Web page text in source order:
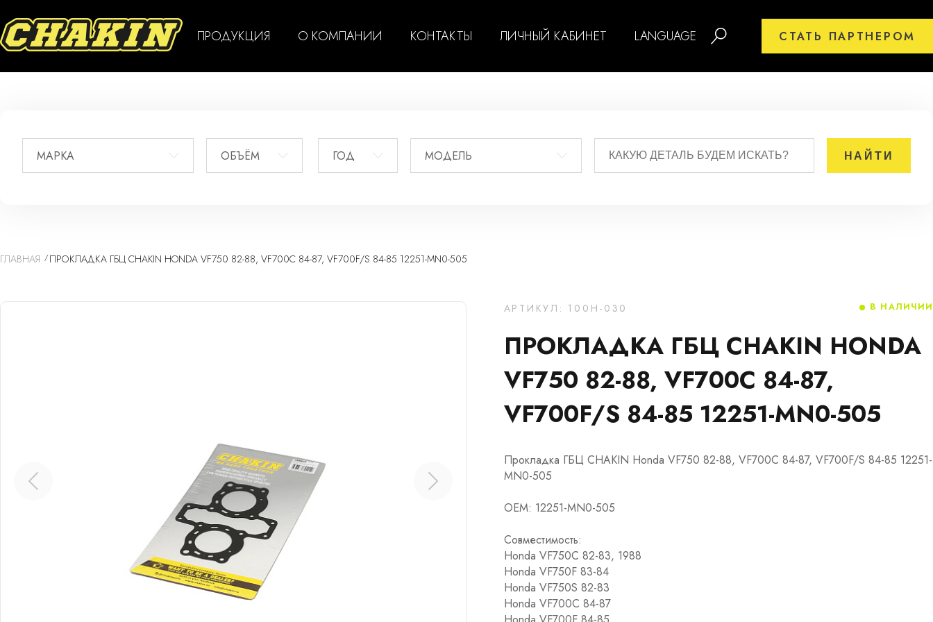
ПРОДУКЦИЯ О КОМПАНИИ КОНТАКТЫ ЛИЧНЫЙ КАБИНЕТ LANGUAGE СТАТЬ ПАРТНЕРОМ
МАРКА ОБЪЁМ ГОД МОДЕЛЬ
ГЛАВНАЯ ПРОКЛАДКА ГБЦ CHAKIN HONDA VF750 82-88, VF700C 84-87, VF700F/S 84-85 12251-MN0-505
АРТИКУЛ: 100H-030
ПРОКЛАДКА ГБЦ CHAKIN HONDA
VF750 82-88, VF700C 84-87,
VF700F/S 84-85 12251-MN0-505
Прокладка ГБЦ CHAKIN Honda VF750 82-88, VF700C 84-87, VF700F/S 84-85 12251-
MN0-505
OEM: 12251-MN0-505
Совместимость:
Honda VF750C 82-83, 1988
Honda VF750F 83-84
Honda VF750S 82-83
Honda VF700C 84-87
В НАЛИЧИИ